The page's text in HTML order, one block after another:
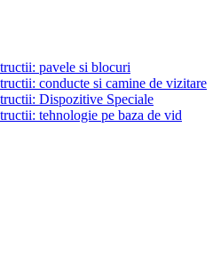
pavele si blocuri
conducte si camine de vizitare
Dispozitive Speciale
tehnologie pe baza de vid